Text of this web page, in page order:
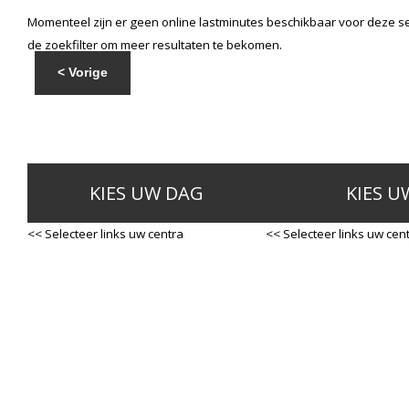
Momenteel zijn er geen online lastminutes beschikbaar voor deze
de zoekfilter om meer resultaten te bekomen.
< Vorige
KIES UW DAG
<< Selecteer links uw centra
KIES
<< Selecteer links uw